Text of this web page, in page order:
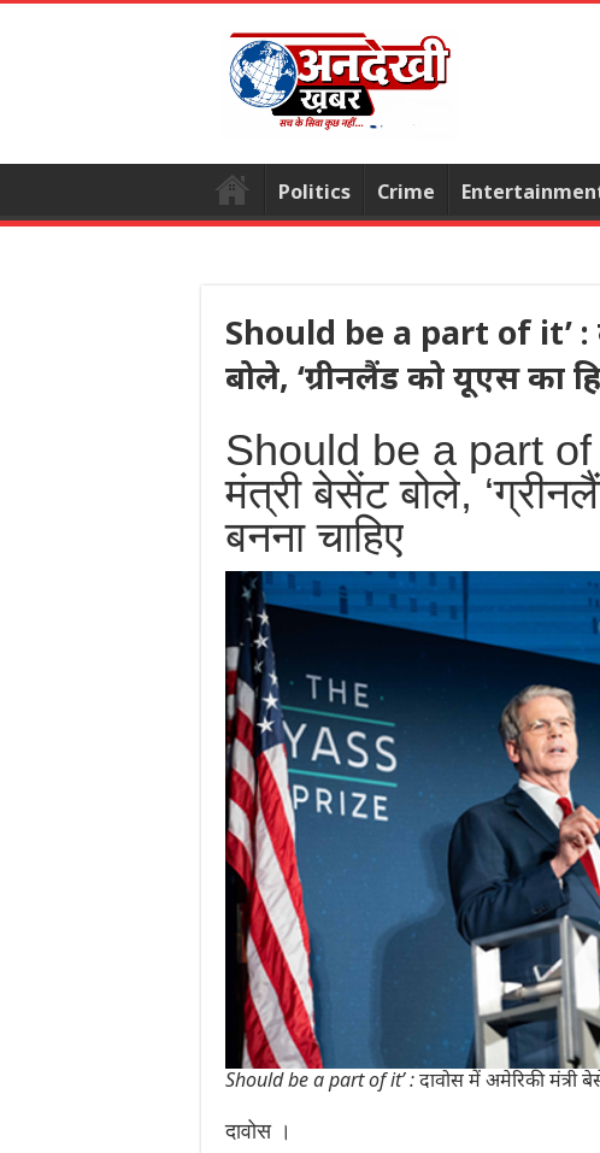
Politics Crime
Should be a part of it’ :
बोले, ‘ग्रीनलैंड को यूएस का
Should be a part of
मंत्री बेसेंट बोले,
बनना चाहिए
Should be a part of it’ : दावोस में अमेरिकी मंत्री
दावोस ।